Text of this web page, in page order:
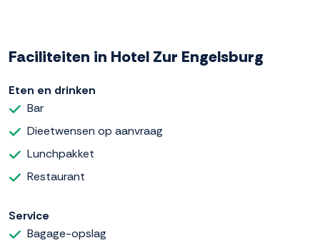
Faciliteiten in Hotel Zur Engelsburg
Eten en drinken
Bar
Dieetwensen op aanvraag
Lunchpakket
Restaurant
Service
Bagage-opslag